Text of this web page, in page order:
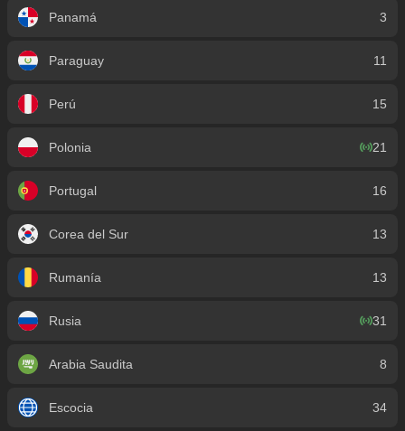
Panamá 3
Paraguay 11
Perú 15
Polonia 21
Portugal 16
Corea del Sur 13
Rumanía 13
Rusia 31
Arabia Saudita 8
Escocia 34